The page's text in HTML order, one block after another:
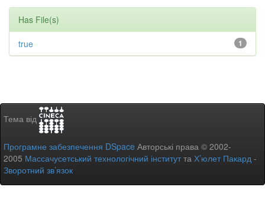
Has File(s)
1
true
Тема від
Програмне забезпечення DSpace Авторські права © 2002-
2005 Массачусетський технологічний інститутта Х’юлет Пакард -
Зворотний зв’язок